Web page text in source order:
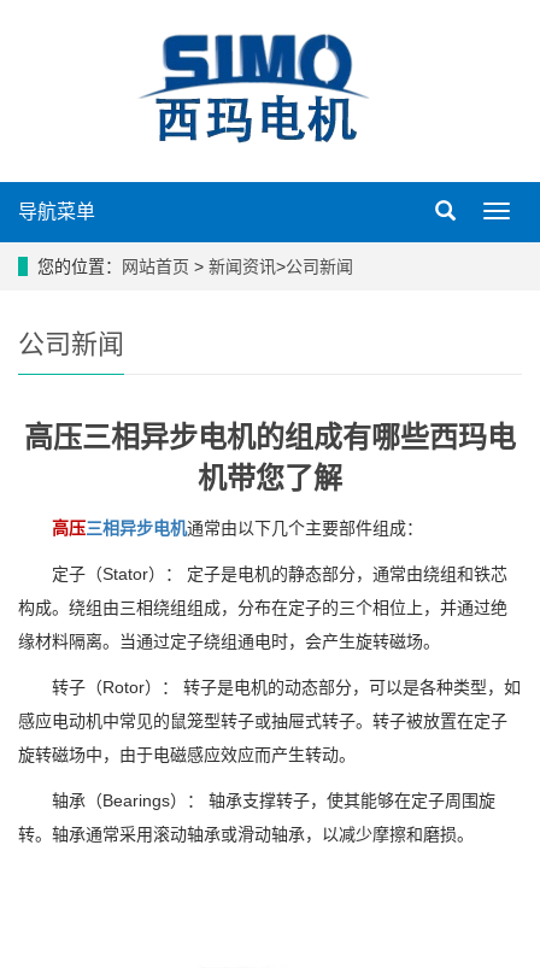
导
导航菜单
您的位置： 网站首页 > 新闻资讯>公司新闻
公司新闻
高压三相异步电机的组成有哪些西玛电
机带您了解
高压三相异步电机通常由以下几个主要部件组成：
定子（Stator）： 定子是电机的静态部分，通常由绕组和铁芯
构成。绕组由三相绕组组成，分布在定子的三个相位上，并通过绝
缘材料隔离。当通过定子绕组通电时，会产生旋转磁场。
转子（Rotor）： 转子是电机的动态部分，可以是各种类型，如
感应电动机中常见的鼠笼型转子或抽屉式转子。转子被放置在定子
旋转磁场中，由于电磁感应效应而产生转动。
轴承（Bearings）： 轴承支撑转子，使其能够在定子周围旋
转。轴承通常采用滚动轴承或滑动轴承，以减少摩擦和磨损。